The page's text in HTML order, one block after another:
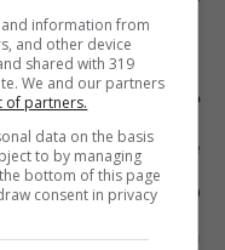
mai usato?
la confezione e
risale a molto
questo è un
information from
and other device
shared with 319
We and our partners
of partners.
data on the basis
to by managing
bottom of this page
consent in privacy